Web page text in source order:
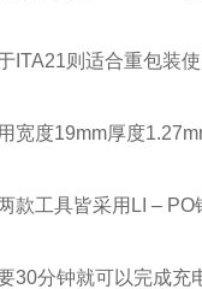
则适合重包装使
度19mm厚度
工具皆采用LI – PO锂
分钟就可以完成充电